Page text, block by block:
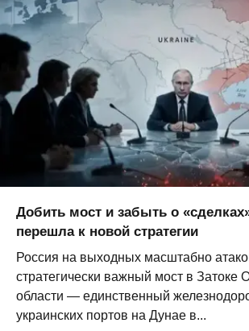
Добить мост и забыть о
перешла к новой стратегии
Россия на выходных масштабно
стратегически важный мост в Затоке
области — единственный
украинских портов на Дунае в...